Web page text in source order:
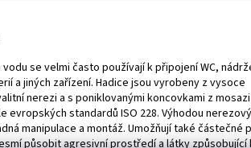
se velmi často používají k připojení WC,
a jiných zařízení. Hadice jsou vyrobeny z vysoce
nerezi a s poniklovanými koncovkami z
evropských standardů ISO 228. Výhodou
manipulace a montáž. Umožňují také částečné
působit agresivní prostředí a látky způsobující